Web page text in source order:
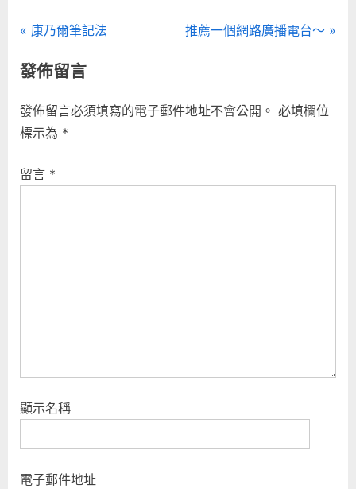
文
章
導
覽
P
e
i
o
s
康乃爾筆記法
N
P
t
推薦一個網路廣播電台～
發佈留言
發佈留言必須填寫的電子郵件地址不會公開。 必填欄位
標示為 *
留言 *
顯示名稱
電子郵件地址